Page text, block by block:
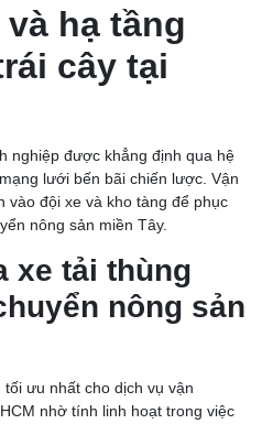
hạ tầng
cây tại
nghiệp được khẳng định qua hệ
lưới bến bãi chiến lược. Vận
vào đội xe và kho tàng để phục
nông sản miền Tây.
xe tải thùng
nông sản
ưu nhất cho dịch vụ vận
nhờ tính linh hoạt trong việc